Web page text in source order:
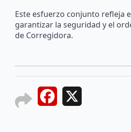
Este esfuerzo conjunto refleja
garantizar la seguridad y el
de Corregidora.
Facebook